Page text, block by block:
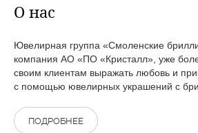
О нас
Ювелирная группа «Смоленские
компания АО «ПО «Кристалл», уже
своим клиентам выражать любовь и
с помощью ювелирных украшений с
ПОДРОБНЕЕ